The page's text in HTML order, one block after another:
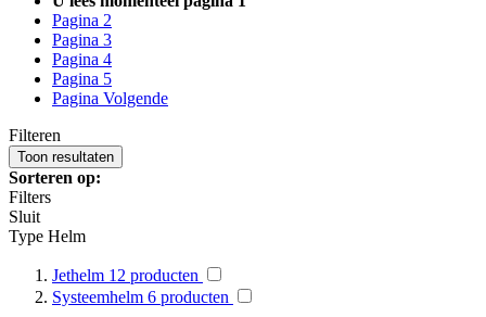
Pagina 2
Pagina 3
Pagina 4
Pagina 5
Pagina Volgende
Filteren
Toon resultaten
Sorteren op:
Filters
Sluit
Type Helm
Jethelm 12 producten
Systeemhelm 6 producten